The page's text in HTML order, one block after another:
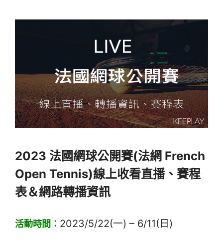
2023 法國網球公開賽(法網 French
Open Tennis)線上收看直播、賽程
表＆網路轉播資訊
活動時間： 2023/5/22(一) – 6/11(日)